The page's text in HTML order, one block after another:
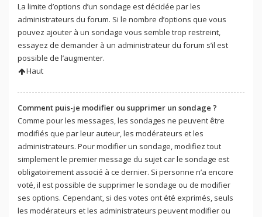
La limite d’options d’un sondage est décidée par les
administrateurs du forum. Si le nombre d’options que vous
pouvez ajouter à un sondage vous semble trop restreint,
essayez de demander à un administrateur du forum s’il est
possible de l’augmenter.
Haut
Comment puis-je modifier ou supprimer un sondage ?
Comme pour les messages, les sondages ne peuvent être
modifiés que par leur auteur, les modérateurs et les
administrateurs. Pour modifier un sondage, modifiez tout
simplement le premier message du sujet car le sondage est
obligatoirement associé à ce dernier. Si personne n’a encore
voté, il est possible de supprimer le sondage ou de modifier
ses options. Cependant, si des votes ont été exprimés, seuls
les modérateurs et les administrateurs peuvent modifier ou